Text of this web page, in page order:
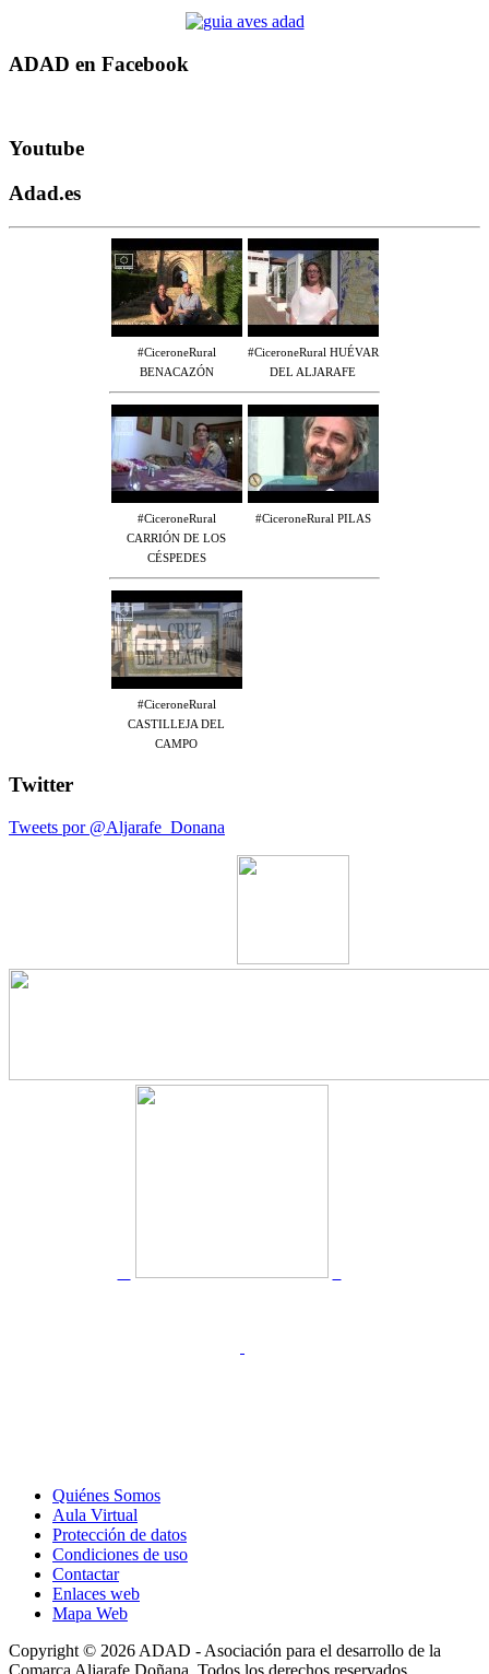
ADAD en Facebook
Youtube
Adad.es
#CiceroneRural
BENACAZÓN
#CiceroneRural HUÉVAR
DEL ALJARAFE
#CiceroneRural
CARRIÓN DE LOS
CÉSPEDES
#CiceroneRural PILAS
#CiceroneRural
CASTILLEJA DEL
CAMPO
Twitter
Tweets por @Aljarafe_Donana
Quiénes Somos
Aula Virtual
Protección de datos
Condiciones de uso
Contactar
Enlaces web
Mapa Web
Copyright © 2026 ADAD - Asociación para el desarrollo de la
Comarca Aljarafe Doñana. Todos los derechos reservados.